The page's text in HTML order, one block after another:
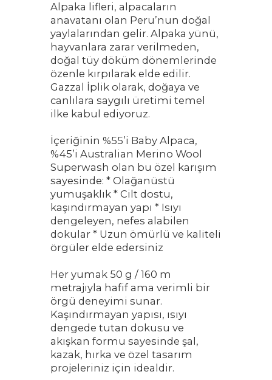
Alpaka lifleri, alpacaların
anavatanı olan Peru’nun doğal
yaylalarından gelir. Alpaka yünü,
hayvanlara zarar verilmeden,
doğal tüy döküm dönemlerinde
özenle kırpılarak elde edilir.
Gazzal İplik olarak, doğaya ve
canlılara saygılı üretimi temel
ilke kabul ediyoruz.
İçeriğinin %55’i Baby Alpaca,
%45’i Australian Merino Wool
Superwash olan bu özel karışım
sayesinde: * Olağanüstü
yumuşaklık * Cilt dostu,
kaşındırmayan yapı * Isıyı
dengeleyen, nefes alabilen
dokular * Uzun ömürlü ve kaliteli
örgüler elde edersiniz
Her yumak 50 g / 160 m
metrajıyla hafif ama verimli bir
örgü deneyimi sunar.
Kaşındırmayan yapısı, ısıyı
dengede tutan dokusu ve
akışkan formu sayesinde şal,
kazak, hırka ve özel tasarım
projeleriniz için idealdir.